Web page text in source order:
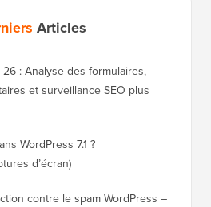
Articles
: Analyse des formulaires,
et surveillance SEO plus
WordPress 7.1 ?
d’écran)
contre le spam WordPress –